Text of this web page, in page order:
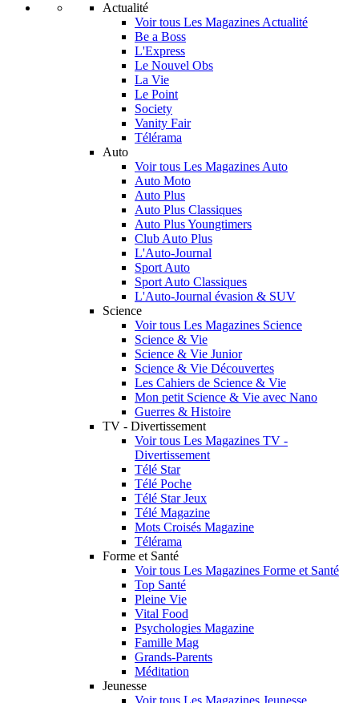
Actualité
Voir tous Les Magazines Actualité
Be a Boss
L'Express
Le Nouvel Obs
La Vie
Le Point
Society
Vanity Fair
Télérama
Auto
Voir tous Les Magazines Auto
Auto Moto
Auto Plus
Auto Plus Classiques
Auto Plus Youngtimers
Club Auto Plus
L'Auto-Journal
Sport Auto
Sport Auto Classiques
L'Auto-Journal évasion & SUV
Science
Voir tous Les Magazines Science
Science & Vie
Science & Vie Junior
Science & Vie Découvertes
Les Cahiers de Science & Vie
Mon petit Science & Vie avec Nano
Guerres & Histoire
TV - Divertissement
Voir tous Les Magazines TV -
Divertissement
Télé Star
Télé Poche
Télé Star Jeux
Télé Magazine
Mots Croisés Magazine
Télérama
Forme et Santé
Voir tous Les Magazines Forme et Santé
Top Santé
Pleine Vie
Vital Food
Psychologies Magazine
Famille Mag
Grands-Parents
Méditation
Jeunesse
Voir tous Les Magazines Jeunesse